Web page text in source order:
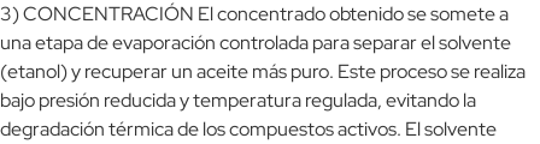
3) CONCENTRACIÓN El concentrado obtenido se somete a
una etapa de evaporación controlada para separar el solvente
(etanol) y recuperar un aceite más puro. Este proceso se realiza
bajo presión reducida y temperatura regulada, evitando la
degradación térmica de los compuestos activos. El solvente